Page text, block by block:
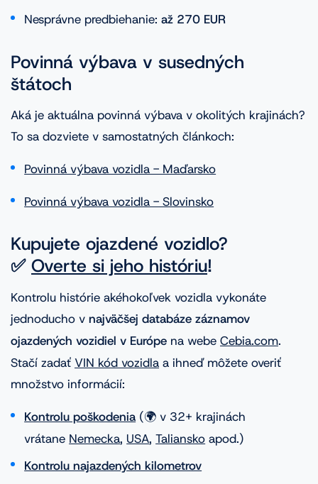
Nesprávne predbiehanie:až 270 EUR
Povinná výbava v susedných
štátoch
Aká je aktuálna povinná výbava v okolitých krajinách?
To sa dozviete v samostatných článkoch:
Povinná výbava vozidla - Maďarsko
Povinná výbava vozidla - Slovinsko
Kupujete ojazdené vozidlo?
✅ Overte si jeho históriu!
Kontrolu histórie akéhokoľvek vozidla vykonáte
jednoducho v najväčšej databáze záznamov
ojazdených vozidiel v Európe na webe Cebia.com.
Stačí zadať VIN kód vozidla a ihneď môžete overiť
množstvo informácií:
Kontrolu poškodenia (🌍 v 32+ krajinách
vrátane Nemecka, USA,Taliansko apod.)
Kontrolu najazdených kilometrov